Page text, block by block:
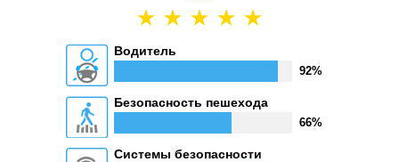
Водитель
92%
Безопасность пешехода
66%
Системы безопасности